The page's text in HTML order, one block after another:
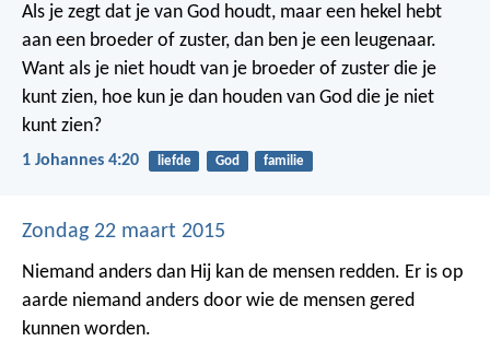
Als je zegt dat je van God houdt, maar een hekel hebt
aan een broeder of zuster, dan ben je een leugenaar.
Want als je niet houdt van je broeder of zuster die je
kunt zien, hoe kun je dan houden van God die je niet
kunt zien?
1 Johannes 4:20 liefde God familie
Zondag 22 maart 2015
Niemand anders dan Hij kan de mensen redden. Er is op
aarde niemand anders door wie de mensen gered
kunnen worden.